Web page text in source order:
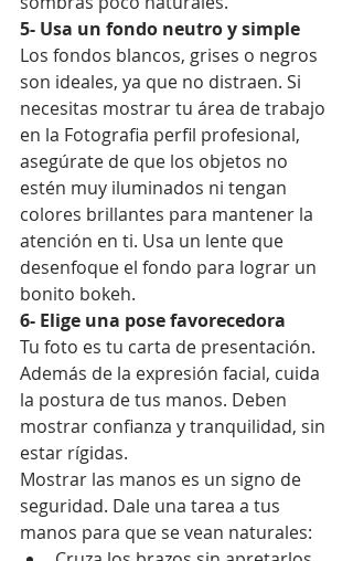
5- Usa un fondo neutro y simple
Los fondos blancos, grises o negros
son ideales, ya que no distraen. Si
necesitas mostrar tu área de trabajo
en la Fotografia perfil profesional,
asegúrate de que los objetos no
estén muy iluminados ni tengan
colores brillantes para mantener la
atención en ti. Usa un lente que
desenfoque el fondo para lograr un
bonito bokeh.
6- Elige una pose favorecedora
Tu foto es tu carta de presentación.
Además de la expresión facial, cuida
la postura de tus manos. Deben
mostrar confianza y tranquilidad, sin
estar rígidas.
Mostrar las manos es un signo de
seguridad. Dale una tarea a tus
manos para que se vean naturales: